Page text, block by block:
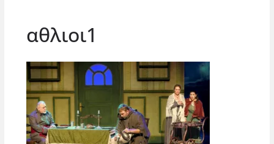
αθλιοι1